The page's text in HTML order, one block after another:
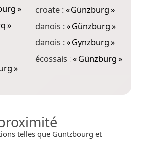
»
»
»
croate :«Günzburg»
danois :«Günzburg»
danois :«Gynzburg»
écossais :«Günzburg»
telles que Guntzbourg et